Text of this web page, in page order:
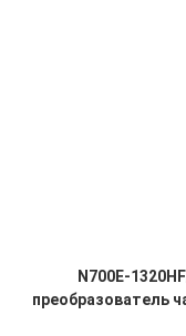
N700E-
преобразователь